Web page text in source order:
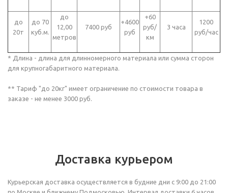
до
20т
до 70
куб.м.
до
12,00
метров
7400 руб
+4600
руб
+60
руб/
км
3 часа
1200
руб/час
* Длина - длина для длинномерного материала или сумма сторон
для крупногабаритного материала.
** Тариф "до 20кг" имеет ограничение по стоимости товара в
заказе - не менее 3000 руб.
Доставка курьером
Курьерская доставка осуществляется в будние дни с 9:00 до 21:00